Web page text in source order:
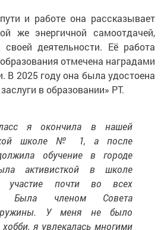
и работе она рассказывает
же энергичной самоотдачей,
деятельности. Её работа
отмечена наградами
В 2025 году она была удостоена
в образовании» РТ.
я окончила в нашей
школе № 1, а после
обучение в городе
активисткой в школе
участие почти во всех
Была членом Совета
У меня не было
я увлекалась многими